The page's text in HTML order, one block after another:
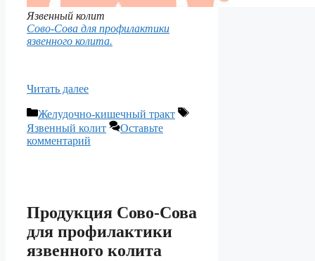
Язвенный колит
Сово-Сова для профилактики
язвенного колита.
Читать далее
Рубрики
Желудочно-кишечный тракт
Метки
Язвенный колит
Оставьте
комментарий
Продукция Сово-Сова
для профилактики
язвенного колита